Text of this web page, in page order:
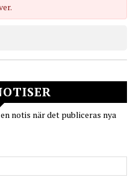
notis när det publiceras nya